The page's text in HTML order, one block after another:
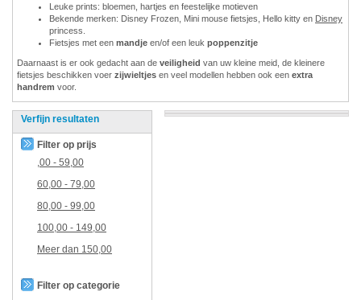
Leuke prints: bloemen, hartjes en feestelijke motieven
Bekende merken: Disney Frozen, Mini mouse fietsjes, Hello kitty en Disney
princess.
Fietsjes met een mandje en/of een leuk poppenzitje
Daarnaast is er ook gedacht aan de veiligheid van uw kleine meid, de kleinere
fietsjes beschikken voer zijwieltjes en veel modellen hebben ook een extra
handrem voor.
Verfijn resultaten
Filter op prijs
,00 - 59,00
60,00 - 79,00
80,00 - 99,00
100,00 - 149,00
Meer dan 150,00
Filter op categorie